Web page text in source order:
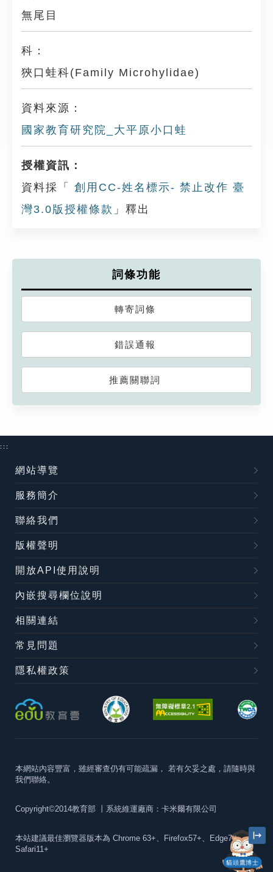
無尾目
科：
狹口蛙科(Family Microhylidae)
資料來源：
國家教育研究院_大平原小口蛙
授權資訊：
資料採「
創用CC-姓名標示- 禁止改作 臺
灣3.0版授權條款 」釋出
詞條功能
轉寄詞條
錯誤通報
推薦關聯詞
貓頭鷹博士
:::
網站導覽
服務簡介
聯絡我們
版權聲明
開放API使用說明
內嵌搜尋欄位說明
相關連結
常見問題
隱私權政策
本網站內容豐富，雖經審查仍有可能疏漏， 若有欠妥之處，請隨時與
我們聯絡。
Copyright©2014教育部 丨系統維運廠商：卡米爾有限公司
本站建議最佳瀏覽器版本為 Chrome 63+、Firefox57+、Edge79+及
Safari11+